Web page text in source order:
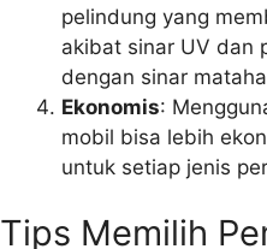
pelindung yang
akibat sinar UV dan
dengan sinar
Ekonomis:
mobil bisa lebih
untuk setiap jenis
Tips Memilih